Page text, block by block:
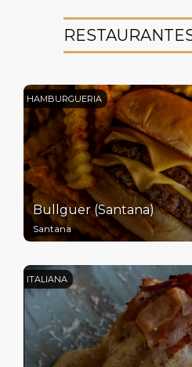
HAMBURGUERIA
Bullguer (Santana)
Santana
ITALIANA